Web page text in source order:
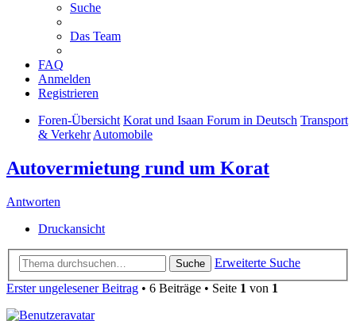
Suche
Das Team
FAQ
Anmelden
Registrieren
Foren-Übersicht Korat und Isaan Forum in Deutsch Transport
& VerkehrAutomobile
Autovermietung rund um Korat
Antworten
Druckansicht
Suche
Erweiterte Suche
Erster ungelesener Beitrag • 6 Beiträge • Seite 1 von 1